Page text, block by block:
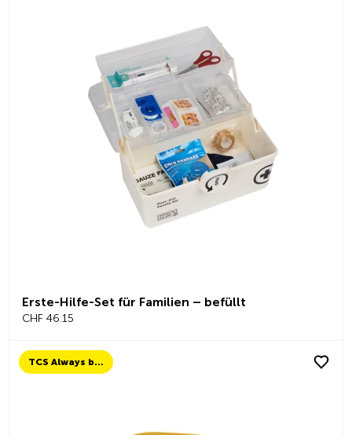
Erste-Hilfe-Set für Familien – befüllt
CHF 46.15
TCS Always by my side